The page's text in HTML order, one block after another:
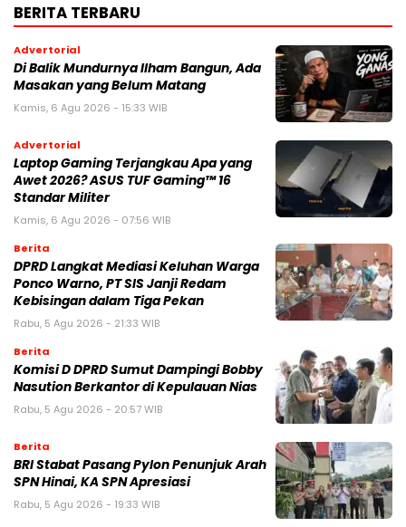
BERITA TERBARU
Advertorial
Di Balik Mundurnya Ilham Bangun, Ada
Masakan yang Belum Matang
Kamis, 6 Agu 2026 - 15:33 WIB
Advertorial
Laptop Gaming Terjangkau Apa yang
Awet 2026? ASUS TUF Gaming™ 16
Standar Militer
Kamis, 6 Agu 2026 - 07:56 WIB
Berita
DPRD Langkat Mediasi Keluhan Warga
Ponco Warno, PT SIS Janji Redam
Kebisingan dalam Tiga Pekan
Rabu, 5 Agu 2026 - 21:33 WIB
Berita
Komisi D DPRD Sumut Dampingi Bobby
Nasution Berkantor di Kepulauan Nias
Rabu, 5 Agu 2026 - 20:57 WIB
Berita
BRI Stabat Pasang Pylon Penunjuk Arah
SPN Hinai, KA SPN Apresiasi
Rabu, 5 Agu 2026 - 19:33 WIB